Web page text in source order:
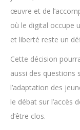
œuvre et de
où le digital occupe
et liberté reste un
Cette décision
aussi des questions
l’adaptation des
le débat sur l’accès
d’être clos.